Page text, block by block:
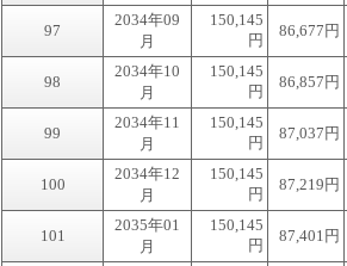
97
2034年09
月
150,145
円
86,677円
98
2034年10
月
150,145
円
86,857円
99
2034年11
月
150,145
円
87,037円
100
2034年12
月
150,145
円
87,219円
101
2035年01
月
150,145
円
87,401円